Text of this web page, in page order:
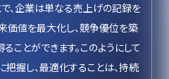
、企業は単なる売上げの記録を
価値を最大化し、競争優位を築
ことができます。このようにして
把握し、最適化することは、持続